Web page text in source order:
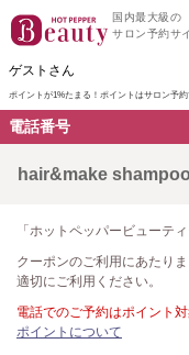
国内最大級の
サロン予約サ
ゲストさん
ポイントが1%たまる！ ポイントはサロン予約
電話番号
hair&make shampoo
「ホットペッパービューテ
クーポンのご利用にあたりま
適切にご利用ください。
電話でのご予約はポイント
ポイントについて